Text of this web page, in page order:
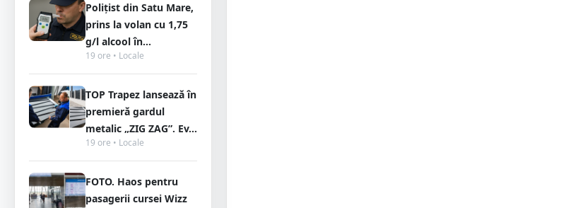
Polițist din Satu Mare,
prins la volan cu 1,75
g/l alcool în...
19 ore • Locale
TOP Trapez lansează în
premieră gardul
metalic „ZIG ZAG”. Ev...
19 ore • Locale
FOTO. Haos pentru
pasagerii cursei Wizz